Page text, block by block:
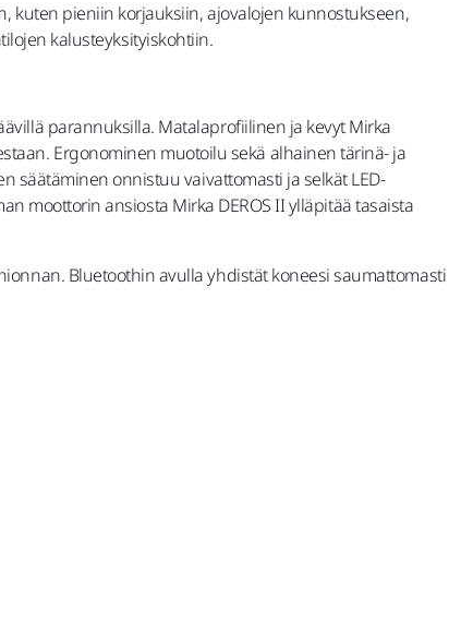
kuten pieniin korjauksiin, ajovalojen kunnostukseen,
kalusteyksityiskohtiin.
parannuksilla. Matalaprofiilinen ja kevyt Mirka
Ergonominen muotoilu sekä alhainen tärinä- ja
säätäminen onnistuu vaivattomasti ja selkät LED-
moottorin ansiosta Mirka DEROS II ylläpitää tasaista
Bluetoothin avulla yhdistät koneesi saumattomasti